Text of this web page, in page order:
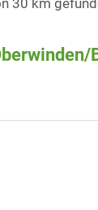
30 km